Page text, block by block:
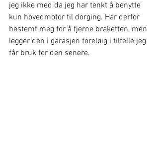
jeg ikke med da jeg har tenkt å benytte
kun hovedmotor til dorging. Har derfor
bestemt meg for å fjerne braketten, men
legger den i garasjen foreløig i tilfelle jeg
får bruk for den senere.